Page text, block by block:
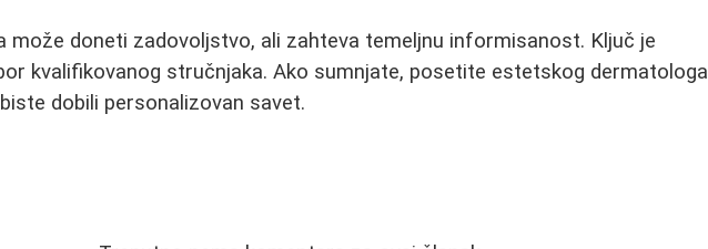
može doneti zadovoljstvo, ali zahteva temeljnu informisanost. Ključ je
kvalifikovanog stručnjaka. Ako sumnjate, posetite estetskog dermatologa
dobili personalizovan savet.